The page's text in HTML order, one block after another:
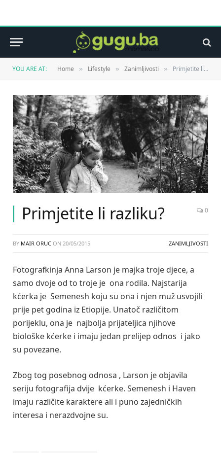
YOU ARE AT: Home » Lifestyle » Zanimljivosti » Primjetite li razliku?
Primjetite li razliku? 0
BY MAIR ORUC ON 20/05/2015 ZANIMLJIVOSTI
Fotografkinja Anna Larson je majka troje djece, a
samo dvoje od to troje je ona rodila. Najstarija
kćerka je Semenesh koju su ona i njen muž usvojili
prije pet godina iz Etiopije. Unatoč različitom
porijeklu, ona je najbolja prijateljica njihove
biološke kćerke i imaju jedan prelijep odnos i jako
su povezane.
Zbog tog posebnog odnosa , Larson je objavila
seriju fotografija dvije kćerke. Semenesh i Haven
imaju različite karaktere ali i puno zajedničkih
interesa i nerazdvojne su.